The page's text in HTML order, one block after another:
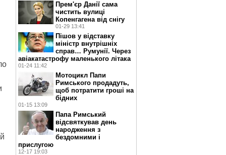
Прем'єр Данії сама
чистить вулиці
Копенгагена від снігу
01-29 13:41
Пішов у відставку
міністр внутрішніх
справ… Румунії. Через
авіакатастрофу маленького літака
01-24 11:42
Мотоцикл Папи
Римського продадуть,
щоб потратити гроші на
бідних
01-15 13:09
Папа Римський
відсвяткував день
народження з
бездомними і
прислугою
12-17 19:03